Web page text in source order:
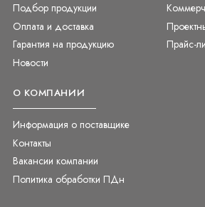
Подбор продукции
Оплата и доставка
Гарантия на продукцию
Новости
Прайс-
О КОМПАНИИ
Информация о поставщике
Контакты
Вакансии компании
Политика обработки ПДн